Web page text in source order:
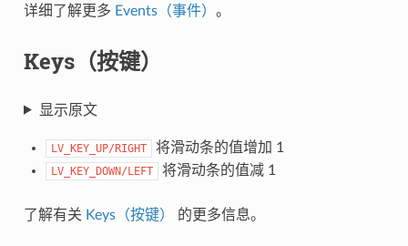
详细了解更多 Events（事件） 。
Keys（按键）
显示原文
LV_KEY_UP/RIGHT 将滑动条的值增加 1
LV_KEY_DOWN/LEFT 将滑动条的值减 1
了解有关 Keys（按键） 的更多信息。